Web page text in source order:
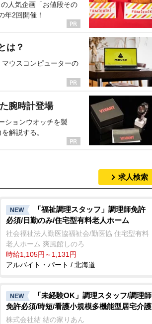
人気企画「お値段その
年2回開催！
は？
ウスコンピューターの
腕時計登場
ションウオッチを製
解説する。
求人検索
NEW
「福祉調理スタッフ」調理師免許
必須/日勤のみ/住宅型有料老人ホーム
社会福祉法人勤医協福祉会/勤医協 住宅型有料
老人ホーム 爽風館しのろ
時給1,105円～1,131円
アルバイト・パート / 北海道
NEW
「未経験OK」調理スタッフ/調理師
免許必須/時短/看護小規模多機能型居宅介護
株式会社結 結の家りあん